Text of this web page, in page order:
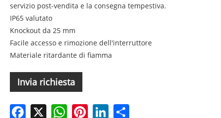
servizio post-vendita e la consegna tempestiva.
IP65 valutato
Knockout da 25 mm
Facile accesso e rimozione dell'interruttore
Materiale ritardante di fiamma
Invia richiesta
Facebook WhatsAppPinterestLinkedIn